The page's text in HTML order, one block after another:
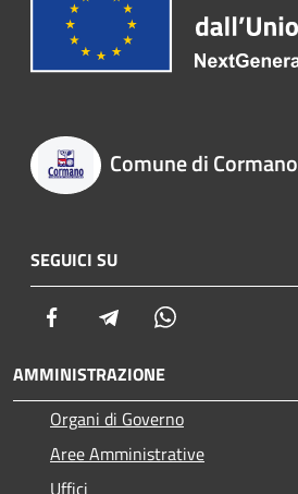
Comune di Cormano
SEGUICI SU
Facebook Telegram
AMMINISTRAZIONE
Organi di Governo
Aree Amministrative
Uffici